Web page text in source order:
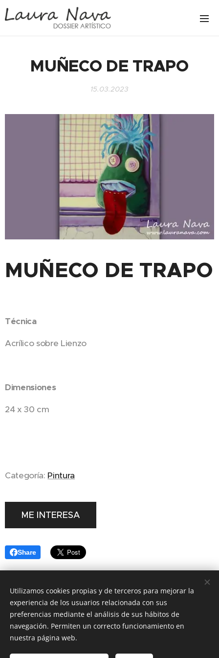
MUÑECO DE TRAPO
15.03.2023
MUÑECO DE TRAPO
Técnica
Acrílico sobre Lienzo
Dimensiones
24 x 30 cm
Categoría: Pintura
ME INTERESA
Share
LAURA NAVA
© 2023 LAURA NAVA CERÁMICA Y PINTURA EN TALAVERA DE
Todos los derechos reservados.
Utilizamos cookies propias y de terceros para mejorar la
experiencia de los usuarios relacionada con sus
preferencias mediante el análisis de sus hábitos de
navegación. Permiten un correcto funcionamiento en
nuestra página web.